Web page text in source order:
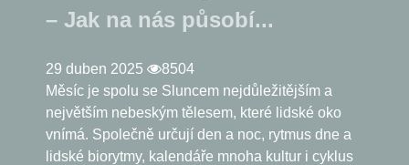
– Jak na nás působí...
29 duben 2025
8504
Měsíc je spolu se Sluncem nejdůležitějším a
největším nebeským tělesem, které lidské oko
vnímá. Společně určují den a noc, rytmus dne a
lidské biorytmy, kalendáře mnoha kultur i cyklus